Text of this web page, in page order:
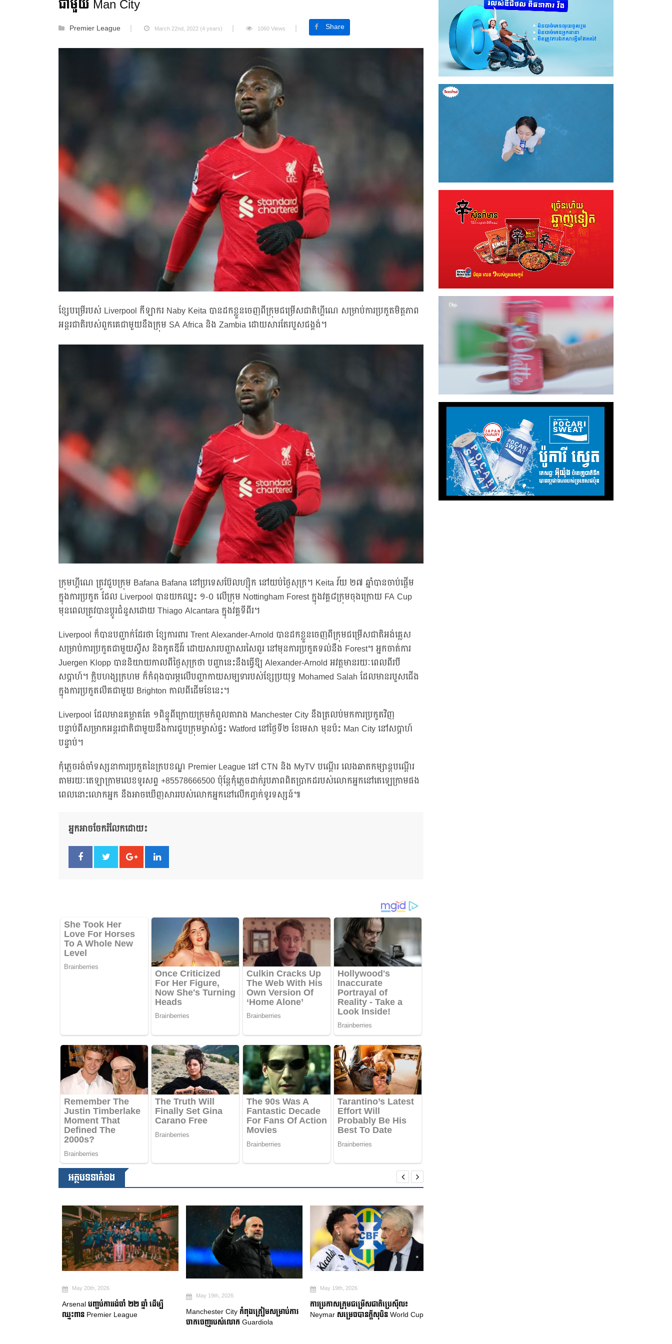
ជាមួយ Man City
Premier League March 22nd, 2022 (4 years) 1060 Views Share
ខ្សែបម្រើរបស់ Liverpool កីឡាករ Naby Keita បានដកខ្លួនចេញពីក្រុមជម្រើសជាតិហ្គីណេ សម្រាប់ការប្រកួតមិត្តភាព
អន្តរជាតិរបស់ពួកគេជាមួយនឹងក្រុម SA Africa និង Zambia ដោយសារតែរបួសជង្គង់។
ក្រុមហ្គីណេ ត្រូវជួបក្រុម Bafana Bafana នៅប្រទេសប៊ែលហ្ស៊ិក នៅយប់ថ្ងៃសុក្រ។ Keita វ័យ ២៧ ឆ្នាំបានចាប់ផ្តើម
ក្នុងការប្រកួត ដែល Liverpool បានយកឈ្នះ ១-០ លើក្រុម Nottingham Forest ក្នុងវគ្គ៨ក្រុមចុងក្រោយ FA Cup
មុនពេលត្រូវបានប្ដូរជំនួសដោយ Thiago Alcantara ក្នុងវគ្គទីពីរ។
Liverpool ក៏បានបញ្ជាក់ដែរថា ខ្សែការពារ Trent Alexander-Arnold បានដកខ្លួនចេញពីក្រុមជម្រើសជាតិអង់គ្លេស
សម្រាប់ការប្រកួតជាមួយស្វីស និងកូតឌីវ័រ ដោយសារបញ្ហាសរសៃពួរ នៅមុនការប្រកួតទល់នឹង Forest។ អ្នកចាត់ការ
Juergen Klopp បាននិយាយកាលពីថ្ងៃសុក្រថា បញ្ហានេះនឹងធ្វើឱ្យ Alexander-Arnold អវត្តមានរយៈពេលពីរបី
សប្តាហ៍។ ក្លិបហង្សក្រហម ក៏កំពុងបារម្ភលើបញ្ហាកាយសម្បទារបស់ខ្សែប្រយុទ្ធ Mohamed Salah ដែលមានរបួសជើង
ក្នុងការប្រកួតលីគជាមួយ Brighton កាលពីដើមខែនេះ។
Liverpool ដែលមានគម្លាតតែ ១ពិន្ទុពីក្រោយក្រុមកំពូលតារាង Manchester City នឹងត្រលប់មកការប្រកួតវិញ
បន្ទាប់ពីសម្រាកអន្តរជាតិជាមួយនឹងការជួបក្រុមម្ចាស់ផ្ទះ Watford នៅថ្ងៃទី២ ខែមេសា មុនប៉ះ Man City នៅសប្ដាហ៍
បន្ទាប់។
កុំភ្លេចរង់ចាំទស្សនាការប្រកួតនៃក្របខណ្ឌ Premier League នៅ CTN និង MyTV បណ្ដើរ លេងឆាតកម្សាន្តបណ្តើរ
តាមរយៈតេឡាក្រាមលេខទូរសព្ទ +85578666500 ប៉ុន្តែកុំភ្លេចដាក់រូបភាពពិតប្រាកដរបស់លោកអ្នកនៅតេឡេក្រាមផង
ពេលនោះលោកអ្នក នឹងអាចឃើញសាររបស់លោកអ្នកនៅលើកញ្ចក់ទូរទស្សន៍៕
អ្នកអាចចែករំលែកដោយ៖
អត្ថបទទាក់ទង
May 20th, 2026
Arsenal បញ្ចប់ការរង់ចាំ ២២ ឆ្នាំ ដើម្បី
ឈ្នះពាន Premier League
May 19th, 2026
Manchester City កំពុងត្រៀមសម្រាប់ការ
ចាកចេញរបស់លោក Guardiola
May 19th, 2026
ការប្រកាសក្រុមជម្រើសជាតិប្រេស៊ីល៖
Neymar សម្រេចបានក្តីសុបិន World Cup